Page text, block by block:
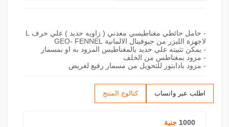
- حامل حائطي مغناطيسي معدني ( زاويه حديد ) علي حرف L
- مزود بادابتور للتحويل من مسمار رفيع لعريض
اطلب عبر واتساب كتالوج المنتج
1000 جنية